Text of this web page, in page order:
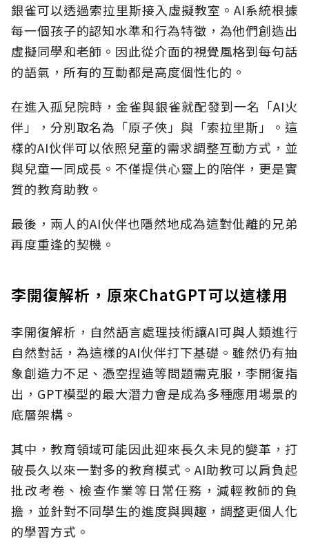
銀雀可以透過索拉里斯接入虛擬教室。AI系統根據
每一個孩子的認知水準和行為特徵，為他們創造出
虛擬同學和老師。因此從介面的視覺風格到每句話
的語氣，所有的互動都是高度個性化的。
在進入孤兒院時，金雀與銀雀就配發到一名「AI火
伴」，分別取名為「原子俠」與「索拉里斯」。這
樣的AI伙伴可以依照兒童的需求調整互動方式，並
與兒童一同成長。不僅提供心靈上的陪伴，更是實
質的教育助教。
最後，兩人的AI伙伴也隱然地成為這對仳離的兄弟
再度重逢的契機。
李開復解析，原來ChatGPT可以這樣用
李開復解析，自然語言處理技術讓AI可與人類進行
自然對話，為這樣的AI伙伴打下基礎。雖然仍有抽
象創造力不足、憑空捏造等問題需克服，李開復指
出，GPT模型的最大潛力會是成為多種應用場景的
底層架構。
其中，教育領域可能因此迎來長久未見的變革，打
破長久以來一對多的教育模式。AI助教可以肩負起
批改考卷、檢查作業等日常任務，減輕教師的負
擔，並針對不同學生的進度與興趣，調整更個人化
的學習方式。